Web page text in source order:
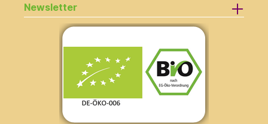
Newsletter